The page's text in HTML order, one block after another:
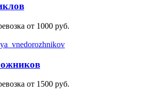
от 1000 руб.
от 1500 руб.